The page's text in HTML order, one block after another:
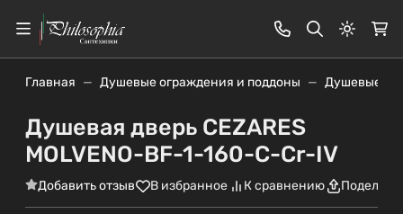
Главная Душевые ограждения и поддоны Душевые
Душевая дверь CEZARES
MOLVENO-BF-1-160-C-Cr-IV
Добавить отзыв В избранное К сравнению